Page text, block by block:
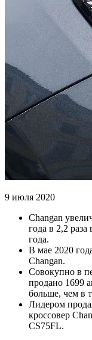
9 июля 2020
Changan
года в 2,2
года.
В мае 2020
Changan.
Совокупно в
продано 1699
больше, чем в
Лидером
кроссовер
CS75FL.